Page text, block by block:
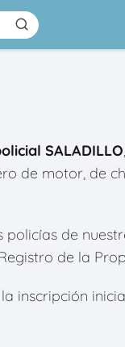
SALADILLO
de motor, de
de
de la
inscripción